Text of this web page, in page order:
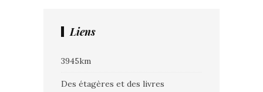
Liens
3945km
Des étagères et des livres